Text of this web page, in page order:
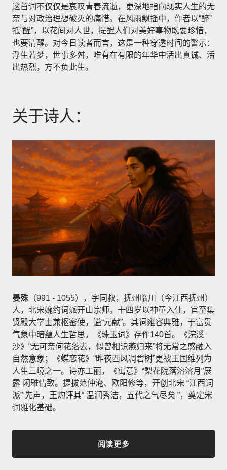
这首词不仅仅是哀叹青春流逝，更深地指向现实人生的无
奈与对政治理想破灭的痛惜。在风雨飘摇中，作者以“醉”
抵“醒”，以花间对人世，提醒人们对美好事物既要珍惜，
也要清醒。对今日读者而言，这是一种穿透时间的警示：
浮生若梦，世事多舛，唯有在有限的年华中活出真诚、活
出热烈，方不负此生。
关于诗人：
晏殊 （991 - 1055），字同叔，抚州临川（今江西抚州）
人，北宋婉约词派开山宗师。十四岁以神童入仕，官至集
贤殿大学士兼枢密使，谥“元献”。其词雍容典雅，于富贵
气象中暗蕴人生哲思，《珠玉词》存作140首。《浣溪
沙》“无可奈何花落去，似曾相识燕归来”将无常之感融入
自然意象；《蝶恋花》“昨夜西风凋碧树”更被王国维列为
人生三境之一。诗亦工丽，《寓意》“梨花院落溶溶月”展
露 闲雅情致。提拔范仲淹、欧阳修等，开创北宋 “江西词
派” 先声，王灼评其“ 温润秀洁，五代之气尽矣 ”，奠定宋
词雅化基础。
阅读更多